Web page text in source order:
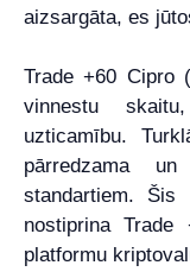
aizsargāta, es
Trade +60 Cipro
vinnestu
uzticamību.
pārredzama
standartiem. Šis
nostiprina
platformu